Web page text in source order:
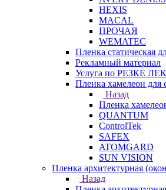
HEXIS
MACAL
ПРОЧАЯ
WEMATEC
Пленка статическая
Рекламный материал
Услуга по РЕЗКЕ
Пленка хамелеон для
Назад
Пленка
QUANTUM
ControlTek
SAFEX
ATOMGARD
SUN VISION
Пленка архитектурная
Назад